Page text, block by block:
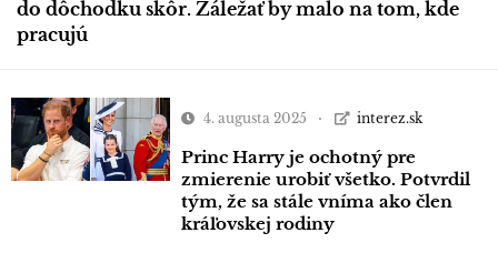
do dôchodku skôr. Záležať by malo na tom, kde
pracujú
4. augusta 2025 interez.sk
Princ Harry je ochotný pre
zmierenie urobiť všetko. Potvrdil
tým, že sa stále vníma ako člen
kráľovskej rodiny